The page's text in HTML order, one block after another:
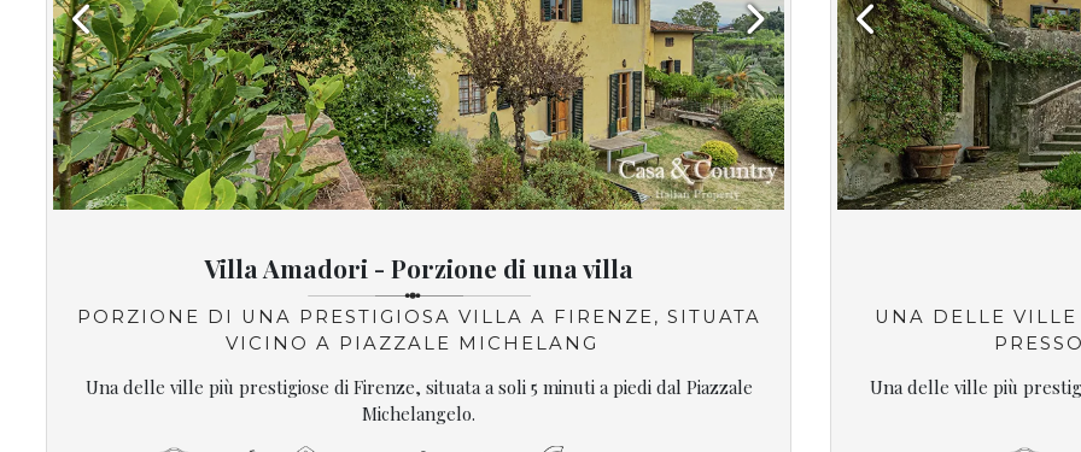
Previous Next
Villa Amadori - Porzione di una villa
PORZIONE DI UNA PRESTIGIOSA VILLA A FIRENZE, SITUATA
VICINO A PIAZZALE MICHELANG
Una delle ville più prestigiose di Firenze, situata a soli 5 minuti a piedi dal Piazzale
Michelangelo.
Previous
UNA DELLE
Una delle ville più